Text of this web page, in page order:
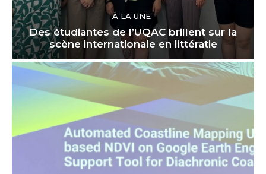
À LA UNE
Des étudiantes de l’UQAC brillent sur la
scène internationale en littératie